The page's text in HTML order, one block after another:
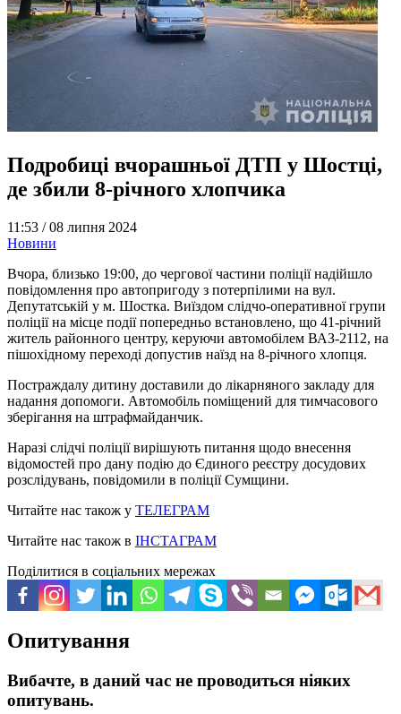
Подробиці вчорашньої ДТП у Шостці,
де збили 8-річного хлопчика
11:53 /08 липня 2024
Новини
Вчора, близько 19:00, до чергової частини поліції надійшло
повідомлення про автопригоду з потерпілими на вул.
Депутатській у м. Шостка. Виїздом слідчо-оперативної групи
поліції на місце події попередньо встановлено, що 41-річний
житель районного центру, керуючи автомобілем ВАЗ-2112, на
пішохідному переході допустив наїзд на 8-річного хлопця.
Постраждалу дитину доставили до лікарняного закладу для
надання допомоги. Автомобіль поміщений для тимчасового
зберігання на штрафмайданчик.
Наразі слідчі поліції вирішують питання щодо внесення
відомостей про дану подію до Єдиного реєстру досудових
розслідувань, повідомили в поліції Сумщини.
Читайте нас також у ТЕЛЕГРАМ
Читайте нас також в ІНСТАГРАМ
Поділитися в соціальних мережах
Опитування
Вибачте, в даний час не проводиться ніяких
опитувань.